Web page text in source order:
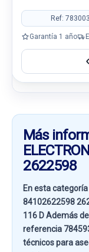
Ref:
Garantía 1 año
Más
2622598
En esta categoría
84102622598
116 DAdemás
referencia
técnicos para